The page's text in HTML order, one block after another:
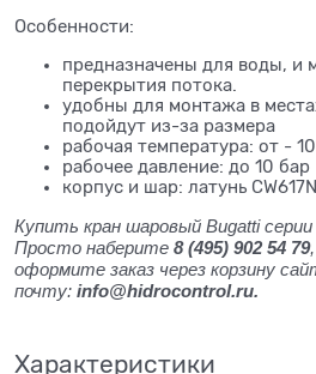
Особенности:
предназначены для воды, и
перекрытия потока.
удобны для монтажа в
подойдут из-за размера
рабочая температура: от -
рабочее давление: до 10 бар
корпус и шар: латунь CW617N
Купить кран шаровый Bugatti
Просто наберите 8 (495) 902 54 79,
оформите заказ через корзину
почту: info@hidrocontrol.ru.
Характеристики